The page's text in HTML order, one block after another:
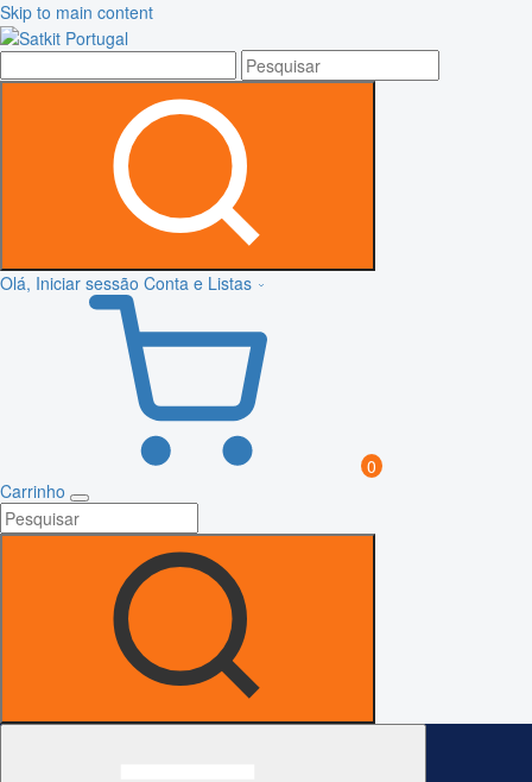
Skip to main content
Olá, Iniciar sessão Conta e Listas
0
Carrinho